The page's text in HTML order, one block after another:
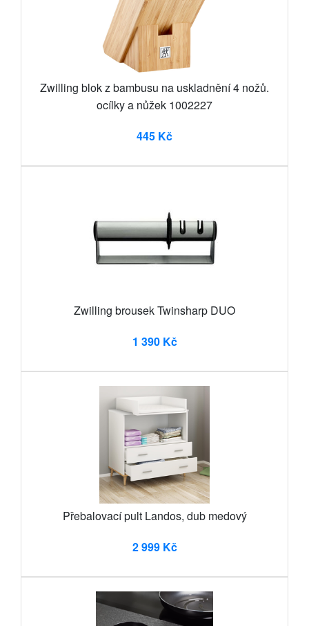
Zwilling blok z bambusu na uskladnění 4 nožů.
ocílky a nůžek 1002227
445 Kč
Zwilling brousek Twinsharp DUO
1 390 Kč
Přebalovací pult Landos, dub medový
2 999 Kč